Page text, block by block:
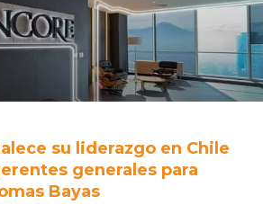
su liderazgo en Chile
generales para
Bayas